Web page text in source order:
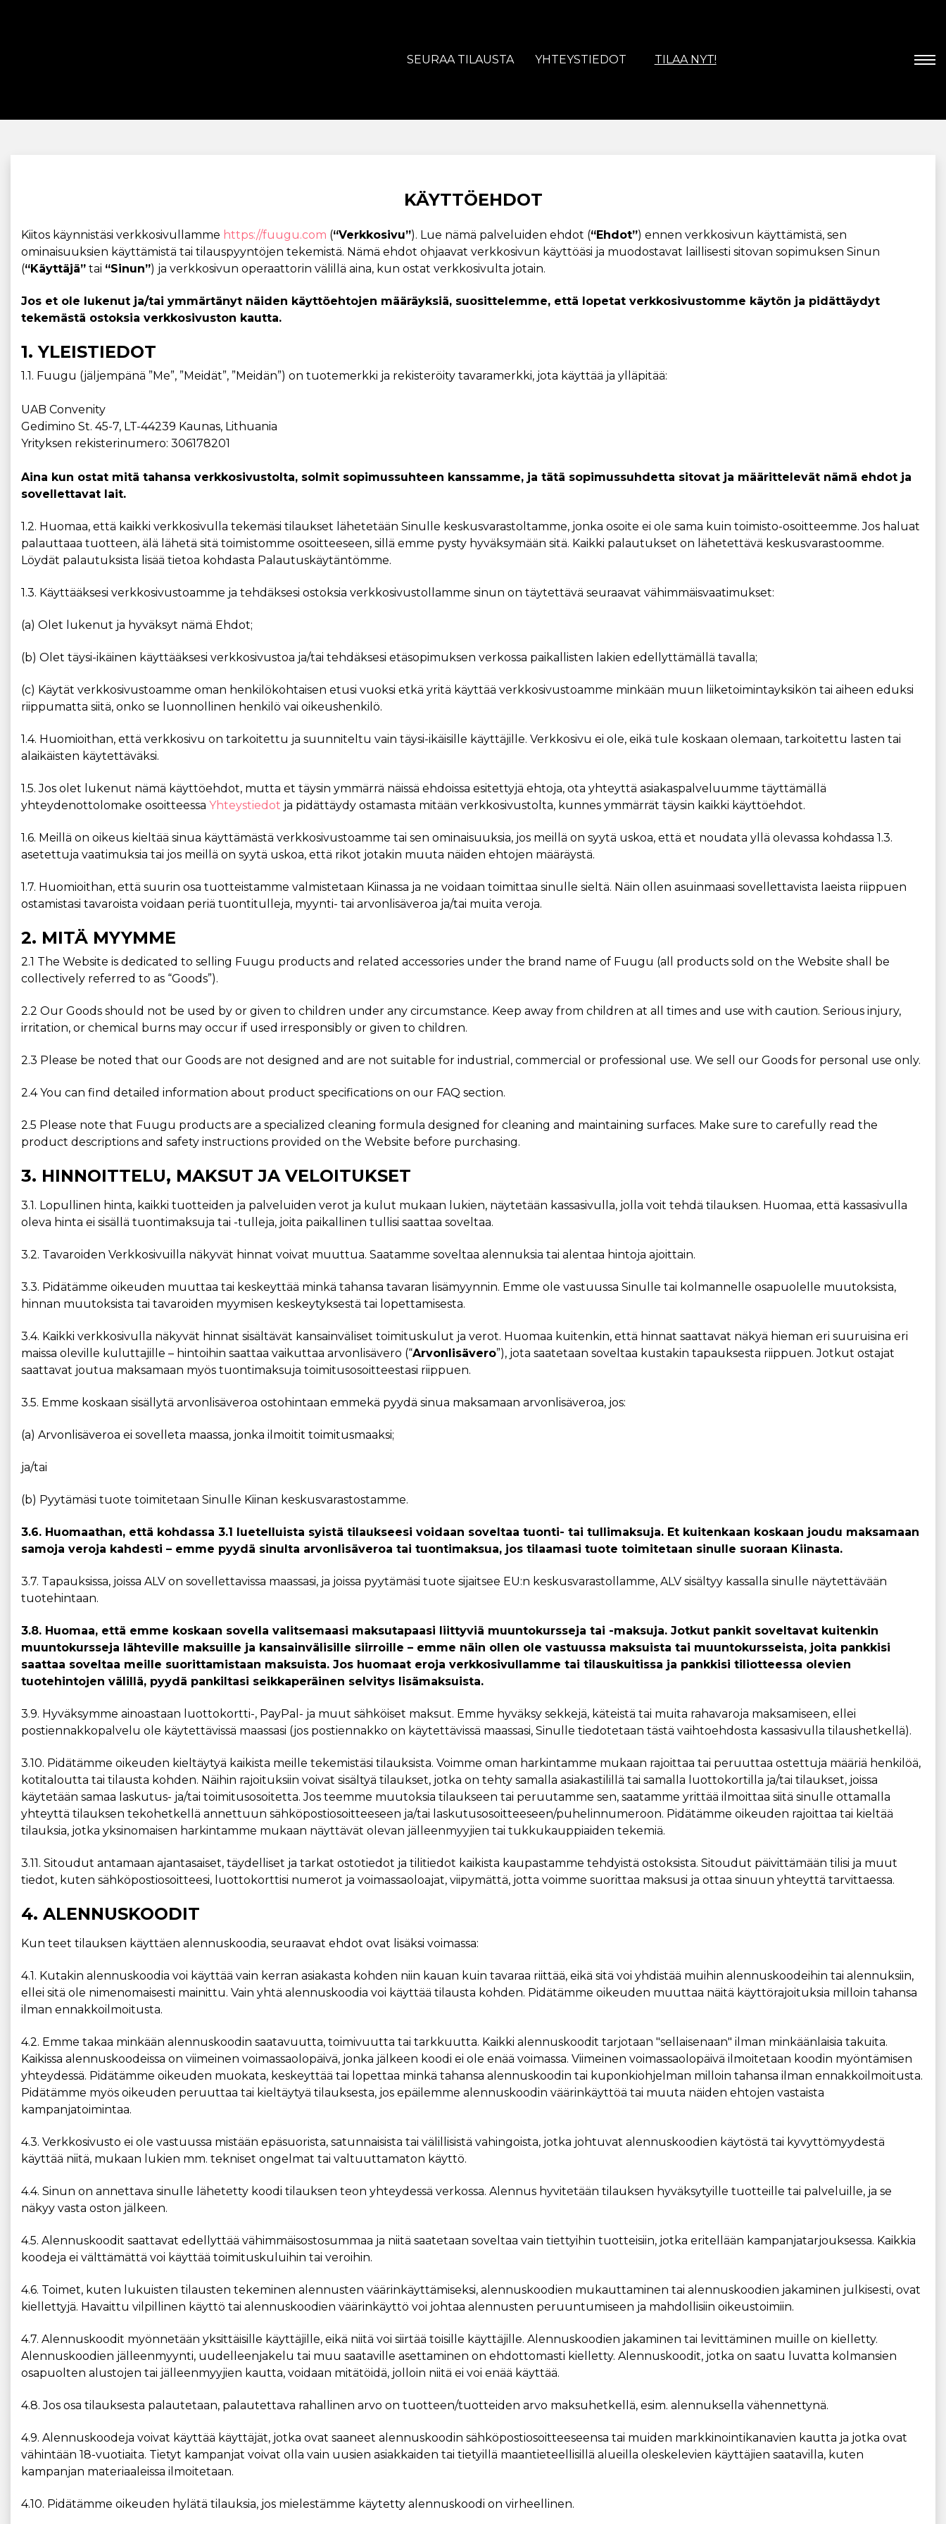
SEURAA TILAUSTA YHTEYSTIEDOT TILAA NYT!
KÄYTTÖEHDOT
Kiitos käynnistäsi verkkosivullamme https://fuugu.com (“Verkkosivu”). Lue nämä palveluiden ehdot (“Ehdot”) ennen verkkosivun käyttämistä, sen
ominaisuuksien käyttämistä tai tilauspyyntöjen tekemistä. Nämä ehdot ohjaavat verkkosivun käyttöäsi ja muodostavat laillisesti sitovan sopimuksen Sinun
(“Käyttäjä” tai “Sinun”) ja verkkosivun operaattorin välillä aina, kun ostat verkkosivulta jotain.
Jos et ole lukenut ja/tai ymmärtänyt näiden käyttöehtojen määräyksiä, suosittelemme, että lopetat verkkosivustomme käytön ja pidättäydyt
tekemästä ostoksia verkkosivuston kautta.
1. YLEISTIEDOT
1.1. Fuugu (jäljempänä ”Me”, ”Meidät”, ”Meidän”) on tuotemerkki ja rekisteröity tavaramerkki, jota käyttää ja ylläpitää:
UAB Convenity
Gedimino St. 45-7, LT-44239 Kaunas, Lithuania
Yrityksen rekisterinumero: 306178201
Aina kun ostat mitä tahansa verkkosivustolta, solmit sopimussuhteen kanssamme, ja tätä sopimussuhdetta sitovat ja määrittelevät nämä ehdot ja
sovellettavat lait.
1.2. Huomaa, että kaikki verkkosivulla tekemäsi tilaukset lähetetään Sinulle keskusvarastoltamme, jonka osoite ei ole sama kuin toimisto-osoitteemme. Jos haluat
palauttaaa tuotteen, älä lähetä sitä toimistomme osoitteeseen, sillä emme pysty hyväksymään sitä. Kaikki palautukset on lähetettävä keskusvarastoomme.
Löydät palautuksista lisää tietoa kohdasta Palautuskäytäntömme.
1.3. Käyttääksesi verkkosivustoamme ja tehdäksesi ostoksia verkkosivustollamme sinun on täytettävä seuraavat vähimmäisvaatimukset:
(a) Olet lukenut ja hyväksyt nämä Ehdot;
(b) Olet täysi-ikäinen käyttääksesi verkkosivustoa ja/tai tehdäksesi etäsopimuksen verkossa paikallisten lakien edellyttämällä tavalla;
(c) Käytät verkkosivustoamme oman henkilökohtaisen etusi vuoksi etkä yritä käyttää verkkosivustoamme minkään muun liiketoimintayksikön tai aiheen eduksi
riippumatta siitä, onko se luonnollinen henkilö vai oikeushenkilö.
1.4. Huomioithan, että verkkosivu on tarkoitettu ja suunniteltu vain täysi-ikäisille käyttäjille. Verkkosivu ei ole, eikä tule koskaan olemaan, tarkoitettu lasten tai
alaikäisten käytettäväksi.
1.5. Jos olet lukenut nämä käyttöehdot, mutta et täysin ymmärrä näissä ehdoissa esitettyjä ehtoja, ota yhteyttä asiakaspalveluumme täyttämällä
yhteydenottolomake osoitteessa Yhteystiedot ja pidättäydy ostamasta mitään verkkosivustolta, kunnes ymmärrät täysin kaikki käyttöehdot.
1.6. Meillä on oikeus kieltää sinua käyttämästä verkkosivustoamme tai sen ominaisuuksia, jos meillä on syytä uskoa, että et noudata yllä olevassa kohdassa 1.3.
asetettuja vaatimuksia tai jos meillä on syytä uskoa, että rikot jotakin muuta näiden ehtojen määräystä.
1.7. Huomioithan, että suurin osa tuotteistamme valmistetaan Kiinassa ja ne voidaan toimittaa sinulle sieltä. Näin ollen asuinmaasi sovellettavista laeista riippuen
ostamistasi tavaroista voidaan periä tuontitulleja, myynti- tai arvonlisäveroa ja/tai muita veroja.
2. MITÄ MYYMME
2.1 The Website is dedicated to selling Fuugu products and related accessories under the brand name of Fuugu (all products sold on the Website shall be
collectively referred to as “Goods”).
2.2 Our Goods should not be used by or given to children under any circumstance. Keep away from children at all times and use with caution. Serious injury,
irritation, or chemical burns may occur if used irresponsibly or given to children.
2.3 Please be noted that our Goods are not designed and are not suitable for industrial, commercial or professional use. We sell our Goods for personal use only.
2.4 You can find detailed information about product specifications on our FAQ section.
2.5 Please note that Fuugu products are a specialized cleaning formula designed for cleaning and maintaining surfaces. Make sure to carefully read the
product descriptions and safety instructions provided on the Website before purchasing.
3. HINNOITTELU, MAKSUT JA VELOITUKSET
3.1. Lopullinen hinta, kaikki tuotteiden ja palveluiden verot ja kulut mukaan lukien, näytetään kassasivulla, jolla voit tehdä tilauksen. Huomaa, että kassasivulla
oleva hinta ei sisällä tuontimaksuja tai -tulleja, joita paikallinen tullisi saattaa soveltaa.
3.2. Tavaroiden Verkkosivuilla näkyvät hinnat voivat muuttua. Saatamme soveltaa alennuksia tai alentaa hintoja ajoittain.
3.3. Pidätämme oikeuden muuttaa tai keskeyttää minkä tahansa tavaran lisämyynnin. Emme ole vastuussa Sinulle tai kolmannelle osapuolelle muutoksista,
hinnan muutoksista tai tavaroiden myymisen keskeytyksestä tai lopettamisesta.
3.4. Kaikki verkkosivulla näkyvät hinnat sisältävät kansainväliset toimituskulut ja verot. Huomaa kuitenkin, että hinnat saattavat näkyä hieman eri suuruisina eri
maissa oleville kuluttajille – hintoihin saattaa vaikuttaa arvonlisävero (“Arvonlisävero”), jota saatetaan soveltaa kustakin tapauksesta riippuen. Jotkut ostajat
saattavat joutua maksamaan myös tuontimaksuja toimitusosoitteestasi riippuen.
3.5. Emme koskaan sisällytä arvonlisäveroa ostohintaan emmekä pyydä sinua maksamaan arvonlisäveroa, jos:
(a) Arvonlisäveroa ei sovelleta maassa, jonka ilmoitit toimitusmaaksi;
ja/tai
(b) Pyytämäsi tuote toimitetaan Sinulle Kiinan keskusvarastostamme.
3.6. Huomaathan, että kohdassa 3.1 luetelluista syistä tilaukseesi voidaan soveltaa tuonti- tai tullimaksuja. Et kuitenkaan koskaan joudu maksamaan
samoja veroja kahdesti – emme pyydä sinulta arvonlisäveroa tai tuontimaksua, jos tilaamasi tuote toimitetaan sinulle suoraan Kiinasta.
3.7. Tapauksissa, joissa ALV on sovellettavissa maassasi, ja joissa pyytämäsi tuote sijaitsee EU:n keskusvarastollamme, ALV sisältyy kassalla sinulle näytettävään
tuotehintaan.
3.8. Huomaa, että emme koskaan sovella valitsemaasi maksutapaasi liittyviä muuntokursseja tai -maksuja. Jotkut pankit soveltavat kuitenkin
muuntokursseja lähteville maksuille ja kansainvälisille siirroille – emme näin ollen ole vastuussa maksuista tai muuntokursseista, joita pankkisi
saattaa soveltaa meille suorittamistaan maksuista. Jos huomaat eroja verkkosivullamme tai tilauskuitissa ja pankkisi tiliotteessa olevien
tuotehintojen välillä, pyydä pankiltasi seikkaperäinen selvitys lisämaksuista.
3.9. Hyväksymme ainoastaan luottokortti-, PayPal- ja muut sähköiset maksut. Emme hyväksy sekkejä, käteistä tai muita rahavaroja maksamiseen, ellei
postiennakkopalvelu ole käytettävissä maassasi (jos postiennakko on käytettävissä maassasi, Sinulle tiedotetaan tästä vaihtoehdosta kassasivulla tilaushetkellä).
3.10. Pidätämme oikeuden kieltäytyä kaikista meille tekemistäsi tilauksista. Voimme oman harkintamme mukaan rajoittaa tai peruuttaa ostettuja määriä henkilöä,
kotitaloutta tai tilausta kohden. Näihin rajoituksiin voivat sisältyä tilaukset, jotka on tehty samalla asiakastilillä tai samalla luottokortilla ja/tai tilaukset, joissa
käytetään samaa laskutus- ja/tai toimitusosoitetta. Jos teemme muutoksia tilaukseen tai peruutamme sen, saatamme yrittää ilmoittaa siitä sinulle ottamalla
yhteyttä tilauksen tekohetkellä annettuun sähköpostiosoitteeseen ja/tai laskutusosoitteeseen/puhelinnumeroon. Pidätämme oikeuden rajoittaa tai kieltää
tilauksia, jotka yksinomaisen harkintamme mukaan näyttävät olevan jälleenmyyjien tai tukkukauppiaiden tekemiä.
3.11. Sitoudut antamaan ajantasaiset, täydelliset ja tarkat ostotiedot ja tilitiedot kaikista kaupastamme tehdyistä ostoksista. Sitoudut päivittämään tilisi ja muut
tiedot, kuten sähköpostiosoitteesi, luottokorttisi numerot ja voimassaoloajat, viipymättä, jotta voimme suorittaa maksusi ja ottaa sinuun yhteyttä tarvittaessa.
4. ALENNUSKOODIT
Kun teet tilauksen käyttäen alennuskoodia, seuraavat ehdot ovat lisäksi voimassa:
4.1. Kutakin alennuskoodia voi käyttää vain kerran asiakasta kohden niin kauan kuin tavaraa riittää, eikä sitä voi yhdistää muihin alennuskoodeihin tai alennuksiin,
ellei sitä ole nimenomaisesti mainittu. Vain yhtä alennuskoodia voi käyttää tilausta kohden. Pidätämme oikeuden muuttaa näitä käyttörajoituksia milloin tahansa
ilman ennakkoilmoitusta.
4.2. Emme takaa minkään alennuskoodin saatavuutta, toimivuutta tai tarkkuutta. Kaikki alennuskoodit tarjotaan "sellaisenaan" ilman minkäänlaisia ​​takuita.
Kaikissa alennuskoodeissa on viimeinen voimassaolopäivä, jonka jälkeen koodi ei ole enää voimassa. Viimeinen voimassaolopäivä ilmoitetaan koodin myöntämisen
yhteydessä. Pidätämme oikeuden muokata, keskeyttää tai lopettaa minkä tahansa alennuskoodin tai kuponkiohjelman milloin tahansa ilman ennakkoilmoitusta.
Pidätämme myös oikeuden peruuttaa tai kieltäytyä tilauksesta, jos epäilemme alennuskoodin väärinkäyttöä tai muuta näiden ehtojen vastaista
kampanjatoimintaa.
4.3. Verkkosivusto ei ole vastuussa mistään epäsuorista, satunnaisista tai välillisistä vahingoista, jotka johtuvat alennuskoodien käytöstä tai kyvyttömyydestä
käyttää niitä, mukaan lukien mm. tekniset ongelmat tai valtuuttamaton käyttö.
4.4. Sinun on annettava sinulle lähetetty koodi tilauksen teon yhteydessä verkossa. Alennus hyvitetään tilauksen hyväksytyille tuotteille tai palveluille, ja se
näkyy vasta oston jälkeen.
4.5. Alennuskoodit saattavat edellyttää vähimmäisostosummaa ja niitä saatetaan soveltaa vain tiettyihin tuotteisiin, jotka eritellään kampanjatarjouksessa. Kaikkia
koodeja ei välttämättä voi käyttää toimituskuluihin tai veroihin.
4.6. Toimet, kuten lukuisten tilausten tekeminen alennusten väärinkäyttämiseksi, alennuskoodien mukauttaminen tai alennuskoodien jakaminen julkisesti, ovat
kiellettyjä. Havaittu vilpillinen käyttö tai alennuskoodien väärinkäyttö voi johtaa alennusten peruuntumiseen ja mahdollisiin oikeustoimiin.
4.7. Alennuskoodit myönnetään yksittäisille käyttäjille, eikä niitä voi siirtää toisille käyttäjille. Alennuskoodien jakaminen tai levittäminen muille on kielletty.
Alennuskoodien jälleenmyynti, uudelleenjakelu tai muu saataville asettaminen on ehdottomasti kielletty. Alennuskoodit, jotka on saatu luvatta kolmansien
osapuolten alustojen tai jälleenmyyjien kautta, voidaan mitätöidä, jolloin niitä ei voi enää käyttää.
4.8. Jos osa tilauksesta palautetaan, palautettava rahallinen arvo on tuotteen/tuotteiden arvo maksuhetkellä, esim. alennuksella vähennettynä.
4.9. Alennuskoodeja voivat käyttää käyttäjät, jotka ovat saaneet alennuskoodin sähköpostiosoitteeseensa tai muiden markkinointikanavien kautta ja jotka ovat
vähintään 18-vuotiaita. Tietyt kampanjat voivat olla vain uusien asiakkaiden tai tietyillä maantieteellisillä alueilla oleskelevien käyttäjien saatavilla, kuten
kampanjan materiaaleissa ilmoitetaan.
4.10. Pidätämme oikeuden hylätä tilauksia, jos mielestämme käytetty alennuskoodi on virheellinen.